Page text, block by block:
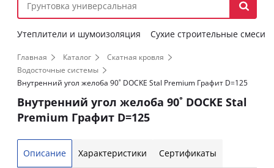
Утеплители и шумоизоляция Сухие строительные смеси
Главная Каталог
Скатная кровля
Водосточные системы
Внутренний угол желоба 90˚ DOCKE Stal Premium Графит D=125
Внутренний угол желоба 90˚ DOCKE Stal
Premium Графит D=125
Описание Характеристики Сертификаты